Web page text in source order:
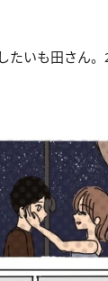
たいも田さん